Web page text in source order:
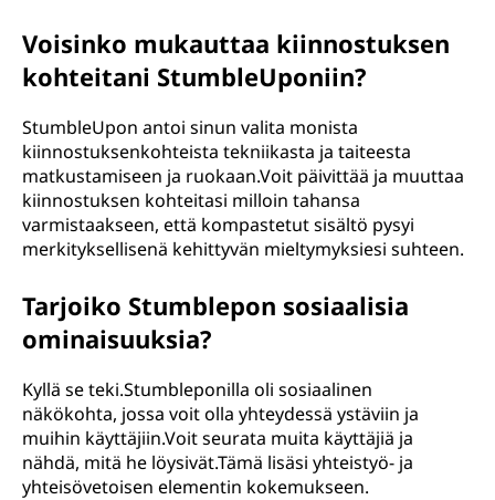
Voisinko mukauttaa kiinnostuksen
kohteitani StumbleUponiin?
StumbleUpon antoi sinun valita monista
kiinnostuksenkohteista tekniikasta ja taiteesta
matkustamiseen ja ruokaan.Voit päivittää ja muuttaa
kiinnostuksen kohteitasi milloin tahansa
varmistaakseen, että kompastetut sisältö pysyi
merkityksellisenä kehittyvän mieltymyksiesi suhteen.
Tarjoiko Stumblepon sosiaalisia
ominaisuuksia?
Kyllä se teki.Stumbleponilla oli sosiaalinen
näkökohta, jossa voit olla yhteydessä ystäviin ja
muihin käyttäjiin.Voit seurata muita käyttäjiä ja
nähdä, mitä he löysivät.Tämä lisäsi yhteistyö- ja
yhteisövetoisen elementin kokemukseen.